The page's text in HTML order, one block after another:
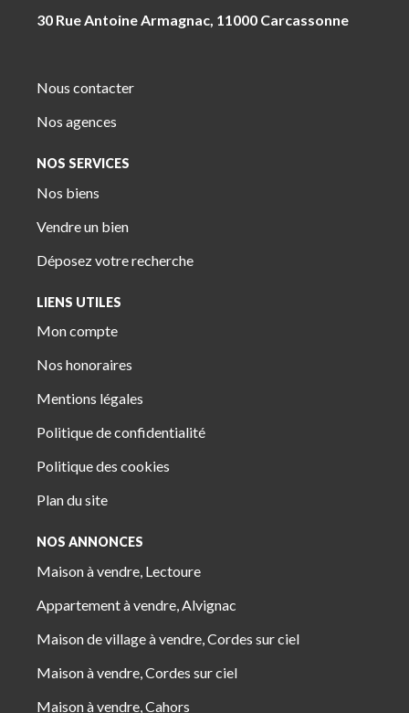
30 Rue Antoine Armagnac, 11000 Carcassonne
Nous contacter
Nos agences
NOS SERVICES
Nos biens
Vendre un bien
Déposez votre recherche
LIENS UTILES
Mon compte
Nos honoraires
Mentions légales
Politique de confidentialité
Politique des cookies
Plan du site
NOS ANNONCES
Maison à vendre, Lectoure
Appartement à vendre, Alvignac
Maison de village à vendre, Cordes sur ciel
Maison à vendre, Cordes sur ciel
Maison à vendre, Cahors